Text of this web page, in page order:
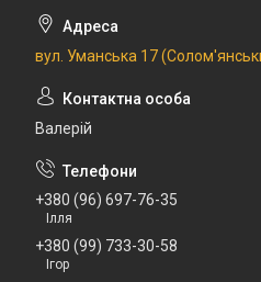
вул. Уманська 17
Валерій
+380 (96) 697-76-35
Ілля
+380 (99) 733-30-58
Ігор